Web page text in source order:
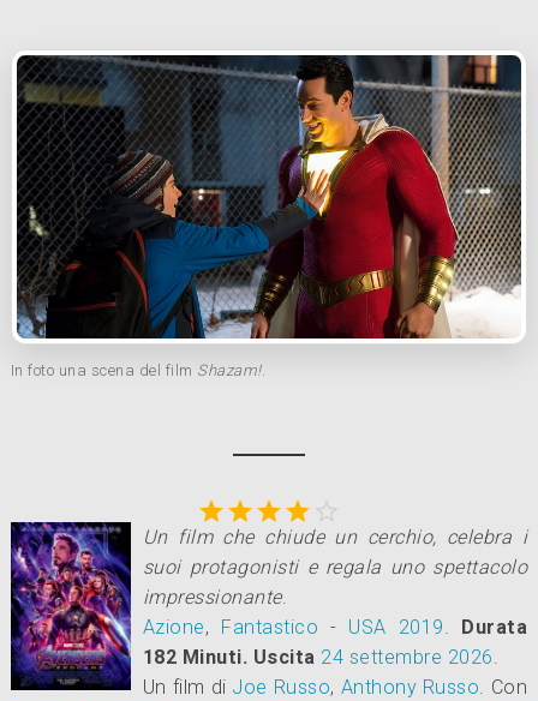
In foto una scena del film Shazam!.

Un film che chiude un cerchio, celebra i
suoi protagonisti e regala uno spettacolo
impressionante.
Azione, Fantastico - USA 2019.
Durata
182 Minuti. Uscita 24 settembre 2026.
Un film di Joe Russo, Anthony Russo. Con